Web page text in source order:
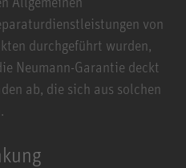
von
durchgeführt wurden,
Neumann-Garantie deckt
ab, die sich aus solchen